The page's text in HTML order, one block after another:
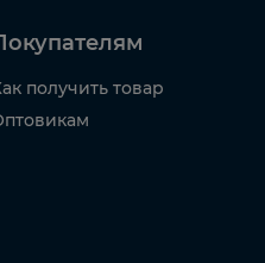
получить товар